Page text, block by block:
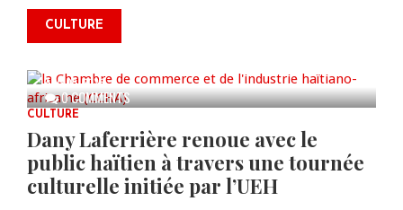
CULTURE
0 COMMENTS
commémorer le 235e
anniversaire de la cérémonie du
AUG 05, 2026
CULTURE
Dany Laferrière renoue avec le
public haïtien à travers une tournée
culturelle initiée par l’UEH